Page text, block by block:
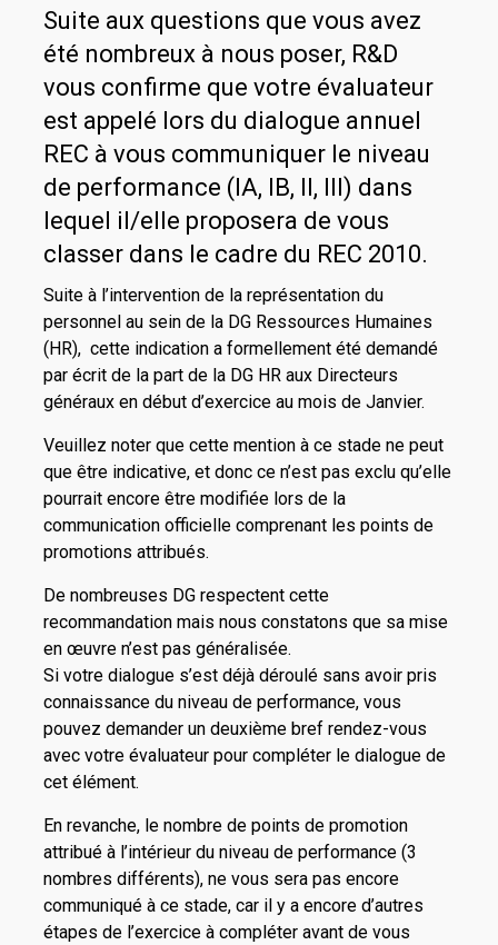
Suite aux questions que vous avez
été nombreux à nous poser, R&D
vous confirme que votre évaluateur
est appelé lors du dialogue annuel
REC à vous communiquer le niveau
de performance (IA, IB, II, III) dans
lequel il/elle proposera de vous
classer dans le cadre du REC 2010.
Suite à l’intervention de la représentation du
personnel au sein de la DG Ressources Humaines
(HR), cette indication a formellement été demandé
par écrit de la part de la DG HR aux Directeurs
généraux en début d’exercice au mois de Janvier.
Veuillez noter que cette mention à ce stade ne peut
que être indicative, et donc ce n’est pas exclu qu’elle
pourrait encore être modifiée lors de la
communication officielle comprenant les points de
promotions attribués.
De nombreuses DG respectent cette
recommandation mais nous constatons que sa mise
en œuvre n’est pas généralisée.
Si votre dialogue s’est déjà déroulé sans avoir pris
connaissance du niveau de performance, vous
pouvez demander un deuxième bref rendez-vous
avec votre évaluateur pour compléter le dialogue de
cet élément.
En revanche, le nombre de points de promotion
attribué à l’intérieur du niveau de performance (3
nombres différents), ne vous sera pas encore
communiqué à ce stade, car il y a encore d’autres
étapes de l’exercice à compléter avant de vous